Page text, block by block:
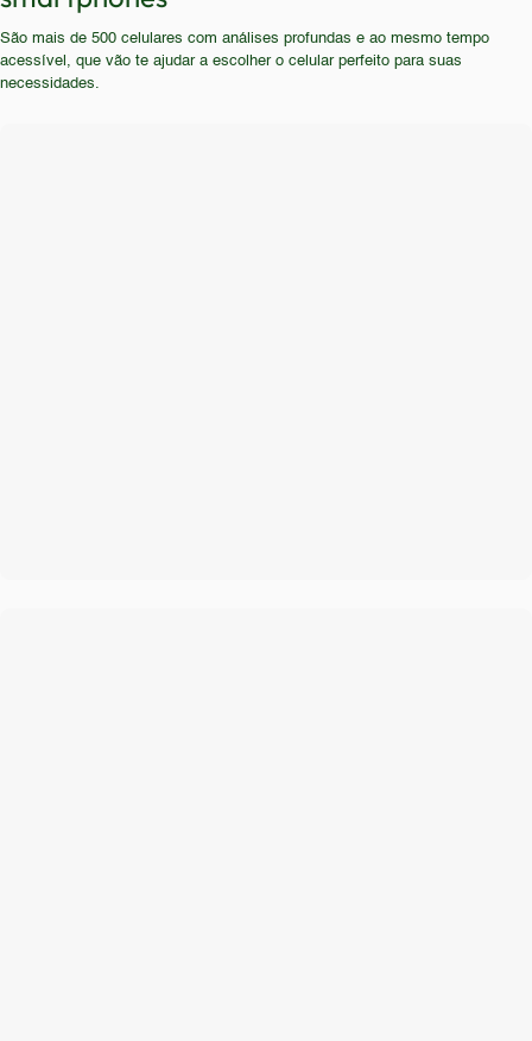
que se encaixa em situações onde as
especificações técnicas são secundárias à
simplicidade de uso.
para quem precisa de boa autonomia de bateria,
conectividade 5G ou recursos de câmera
avançados. Usuários que buscam um smartphone
São mais de 500 celulares com análises profundas e ao mesmo tempo
acessível, que vão te ajudar a escolher o celular perfeito para suas
necessidades.